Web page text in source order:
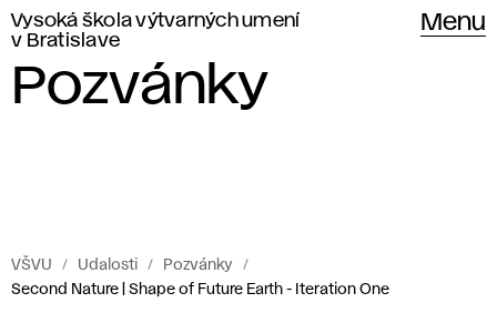
Vysoká škola výtvarných umení
v Bratislave
Menu
Pozvánky
VŠVU Udalosti
Pozvánky
Second Nature | Shape of Future Earth - Iteration One